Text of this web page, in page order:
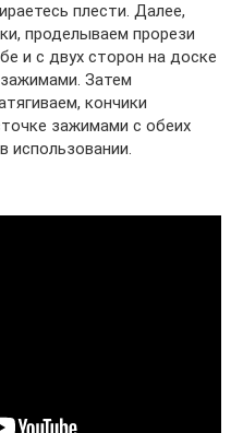
плести. Далее,
проделываем прорези
и с двух сторон на доске
Затем
кончики
зажимами с обеих
использовании.